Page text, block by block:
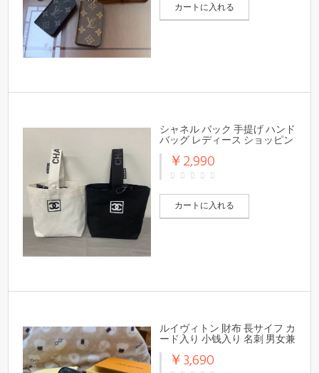
カートに入れる
シャネル バック 手提げ ハンド
バッグ レディース ショッピン
グバッグ キャンバス
￥2,990
カートに入れる
ルイヴィトン 財布 長サイフ カ
ード入り 小钱入り 名刺 男女兼
用 ￥3,690